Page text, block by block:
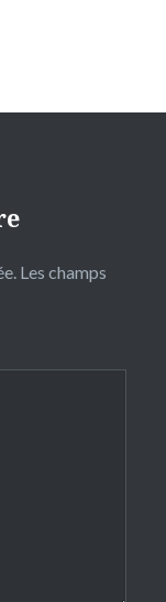
Les champs